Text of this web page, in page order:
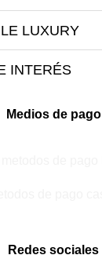
LUXURY
INTERÉS
Medios de pago
Redes sociales